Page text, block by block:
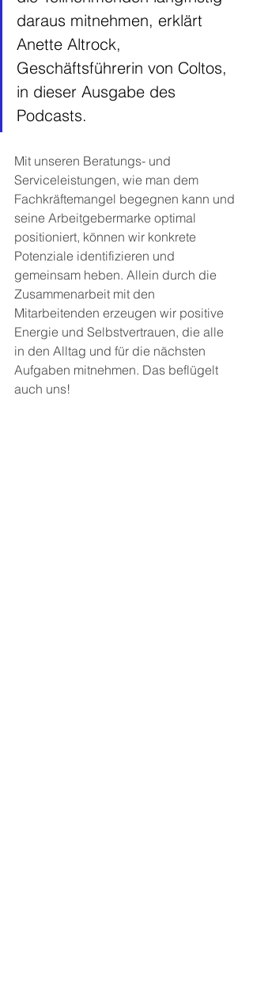
daraus mitnehmen, erklärt
Anette Altrock,
Geschäftsführerin von Coltos,
in dieser Ausgabe des
Podcasts.
Mit unseren Beratungs- und
Serviceleistungen, wie man dem
Fachkräftemangel begegnen kann und
seine Arbeitgebermarke optimal
positioniert, können wir konkrete
Potenziale identifizieren und
gemeinsam heben. Allein durch die
Zusammenarbeit mit den
Mitarbeitenden erzeugen wir positive
Energie und Selbstvertrauen, die alle
in den Alltag und für die nächsten
Aufgaben mitnehmen. Das beflügelt
auch uns!